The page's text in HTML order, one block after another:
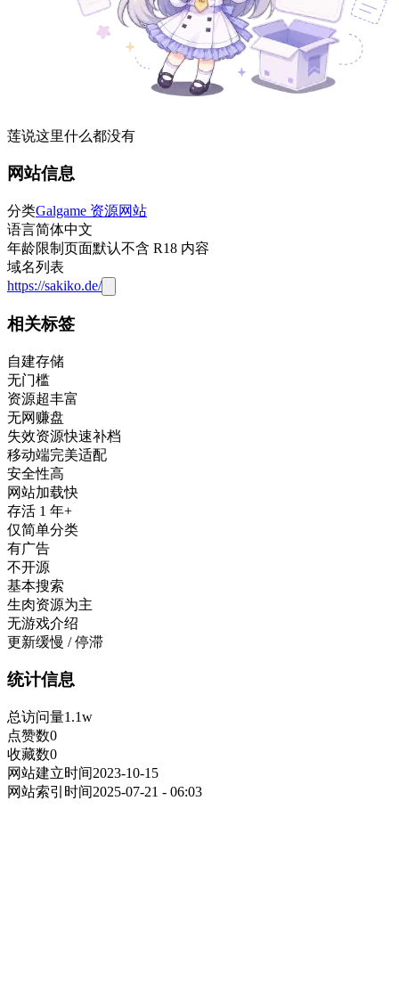
莲说这里什么都没有
网站信息
分类Galgame 资源网站
语言简体中文
年龄限制 页面默认不含 R18 内容
域名列表
https://sakiko.de/
相关标签
自建存储
无门槛
资源超丰富
无网赚盘
失效资源快速补档
移动端完美适配
安全性高
网站加载快
存活 1 年+
仅简单分类
有广告
不开源
基本搜索
生肉资源为主
无游戏介绍
更新缓慢 / 停滞
统计信息
总访问量1.1w
点赞数0
收藏数0
网站建立时间2023-10-15
网站索引时间2025-07-21 - 06:03